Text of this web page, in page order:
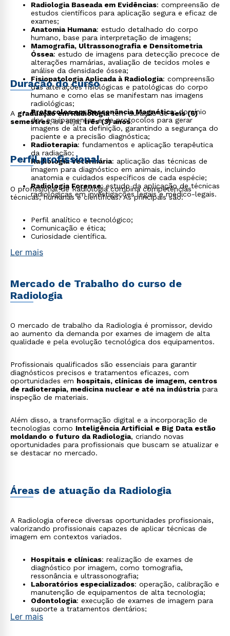
Radiologia Baseada em Evidências: compreensão de
estudos científicos para aplicação segura e eficaz de
exames;
Anatomia Humana: estudo detalhado do corpo
humano, base para interpretação de imagens;
Mamografia, Ultrassonografia e Densitometria
Óssea: estudo de imagens para detecção precoce de
alterações mamárias, avaliação de tecidos moles e
análise da densidade óssea;
Fisiopatologia Aplicada à Radiologia: compreensão
das alterações fisiológicas e patológicas do corpo
humano e como elas se manifestam nas imagens
radiológicas;
Protocolos em Ressonância Magnética: domínio
dos equipamentos e de protocolos para gerar
imagens de alta definição, garantindo a segurança do
paciente e a precisão diagnóstica;
Radioterapia: fundamentos e aplicação terapêutica
da radiação;
Radiologia Veterinária: aplicação das técnicas de
imagem para diagnóstico em animais, incluindo
anatomia e cuidados específicos de cada espécie;
Radiologia Forense: estudo da aplicação de técnicas
radiológicas em investigações legais e médico-legais.
Duração do curso
A graduação em Radiologiatem duração deseis (6)
semestres, ou seja,três (3) anos.
Perfil profissional
O profissional de Radiologia combina competências
técnicas, humanas e científicas. As principais são:
Perfil analítico e tecnológico;
Comunicação e ética;
Curiosidade científica.
Ler mais
Mercado de Trabalho do curso de
Radiologia
O mercado de trabalho da Radiologia é promissor, devido
ao aumento da demanda por exames de imagem de alta
qualidade e pela evolução tecnológica dos equipamentos.
Profissionais qualificados são essenciais para garantir
diagnósticos precisos e tratamentos eficazes, com
oportunidades em hospitais, clínicas de imagem, centros
de radioterapia, medicina nuclear e até na indústriapara
inspeção de materiais.
Além disso, a transformação digital e a incorporação de
tecnologias como Inteligência Artificial e Big Data estão
moldando o futuro da Radiologia, criando novas
oportunidades para profissionais que buscam se atualizar e
se destacar no mercado.
Áreas de atuação da Radiologia
A Radiologia oferece diversas oportunidades profissionais,
valorizando profissionais capazes de aplicar técnicas de
imagem em contextos variados.
Hospitais e clínicas: realização de exames de
diagnóstico por imagem, como tomografia,
ressonância e ultrassonografia;
Laboratórios especializados: operação, calibração e
manutenção de equipamentos de alta tecnologia;
Odontologia: execução de exames de imagem para
suporte a tratamentos dentários;
Veterinária
Ler mais